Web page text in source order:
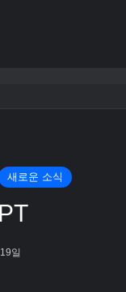
새로운 소식
일